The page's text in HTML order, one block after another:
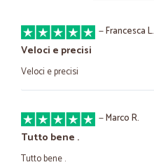
—Francesca L.
Veloci e precisi
Veloci e precisi
—Marco R.
Tutto bene .
Tutto bene .